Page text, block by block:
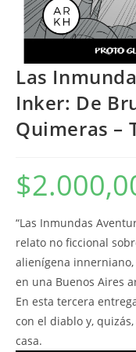
Las
Inker: De
Quimeras –
$
“Las Inmundas
relato no ficcional
alienígena innerniano,
en una Buenos Aires
En esta tercera
con el diablo y,
casa.